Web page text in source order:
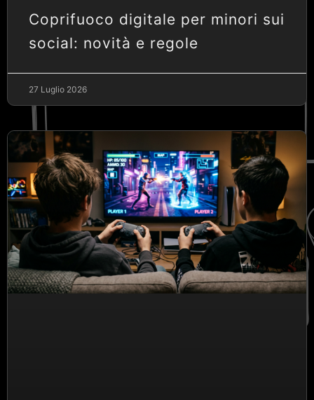
Coprifuoco digitale per minori sui
social: novità e regole
27 Luglio 2026